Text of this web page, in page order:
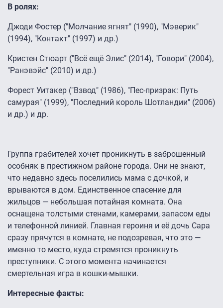
В ролях:
Джоди Фостер ("Молчание ягнят" (1990), "Мэверик"
(1994), "Контакт" (1997) и др.)
Кристен Стюарт ("Всё ещё Элис" (2014), "Говори" (2004),
"Ранэвэйс" (2010) и др.)
Форест Уитакер ("Взвод" (1986), "Пес-призрак: Путь
самурая" (1999), "Последний король Шотландии" (2006)
и др.) и др.
Группа грабителей хочет проникнуть в заброшенный
особняк в престижном районе города. Они не знают,
что недавно здесь поселились мама с дочкой, и
врываются в дом. Единственное спасение для
жильцов — небольшая потайная комната. Она
оснащена толстыми стенами, камерами, запасом еды
и телефонной линией. Главная героиня и её дочь Сара
сразу прячутся в комнате, не подозревая, что это —
именно то место, куда стремятся проникнуть
преступники. С этого момента начинается
смертельная игра в кошки-мышки.
Интересные факты: